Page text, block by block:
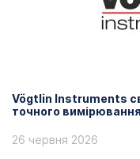
Vögtlin Instruments
точного
26 червня 2026